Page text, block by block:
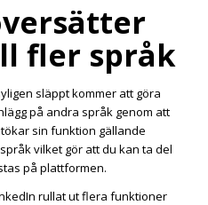
fler språk
släppt kommer att göra
på andra språk genom att
sin funktion gällande
vilket gör att du kan ta del
på plattformen.
rullat ut flera funktioner